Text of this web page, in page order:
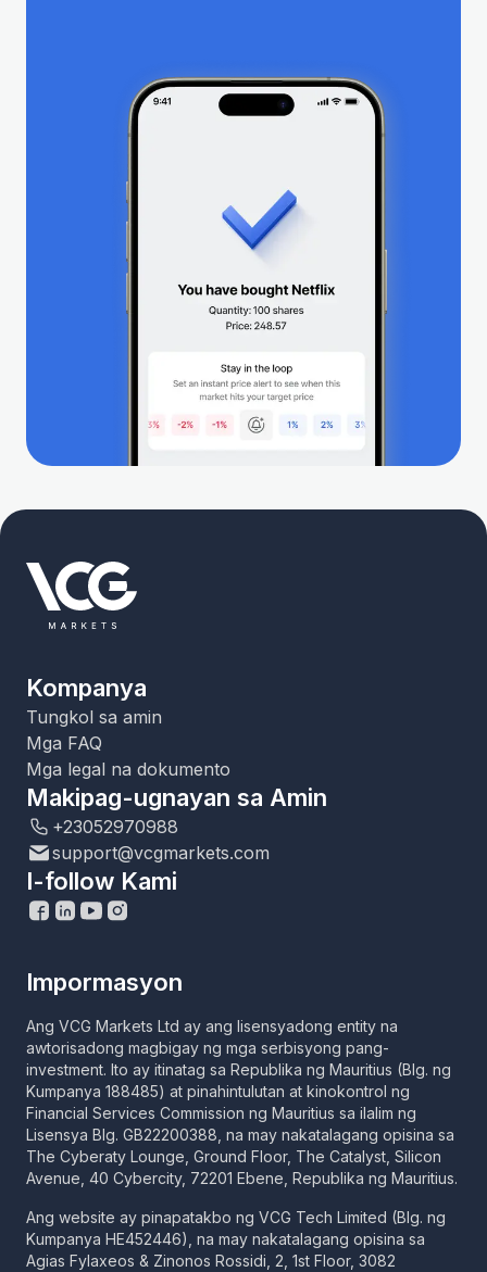
Impormasyon
Ang VCG Markets Ltd ay ang lisensyadong entity na
awtorisadong magbigay ng mga serbisyong pang-
investment. Ito ay itinatag sa Republika ng Mauritius (Blg. ng
Kumpanya 188485) at pinahintulutan at kinokontrol ng
Financial Services Commission ng Mauritius sa ilalim ng
Lisensya Blg. GB22200388, na may nakatalagang opisina sa
The Cyberaty Lounge, Ground Floor, The Catalyst, Silicon
Avenue, 40 Cybercity, 72201 Ebene, Republika ng Mauritius.
Ang website ay pinapatakbo ng VCG Tech Limited (Blg. ng
Kumpanya HE452446), na may nakatalagang opisina sa
Agias Fylaxeos & Zinonos Rossidi, 2, 1st Floor, 3082
Kompanya
Tungkol sa amin
Mga FAQ
Mga legal na dokumento
Makipag-ugnayan sa Amin
+23052970988
support@vcgmarkets.com
I-follow Kami